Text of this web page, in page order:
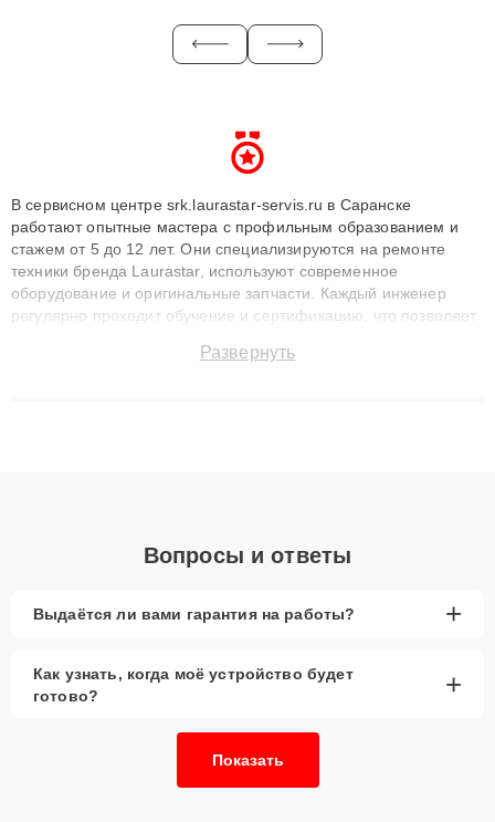
В сервисном центре srk.laurastar-servis.ru в Саранске
работают опытные мастера с профильным образованием и
стажем от 5 до 12 лет. Они специализируются на ремонте
техники бренда Laurastar, используют современное
оборудование и оригинальные запчасти. Каждый инженер
регулярно проходит обучение и сертификацию, что позволяет
технику с сохранением гарантии до 3 лет. Наши мастера
Развернуть
Вопросы и ответы
Выдаётся ли вами гарантия на работы? +
Как узнать, когда моё устройство будет
готово?
+
Показать